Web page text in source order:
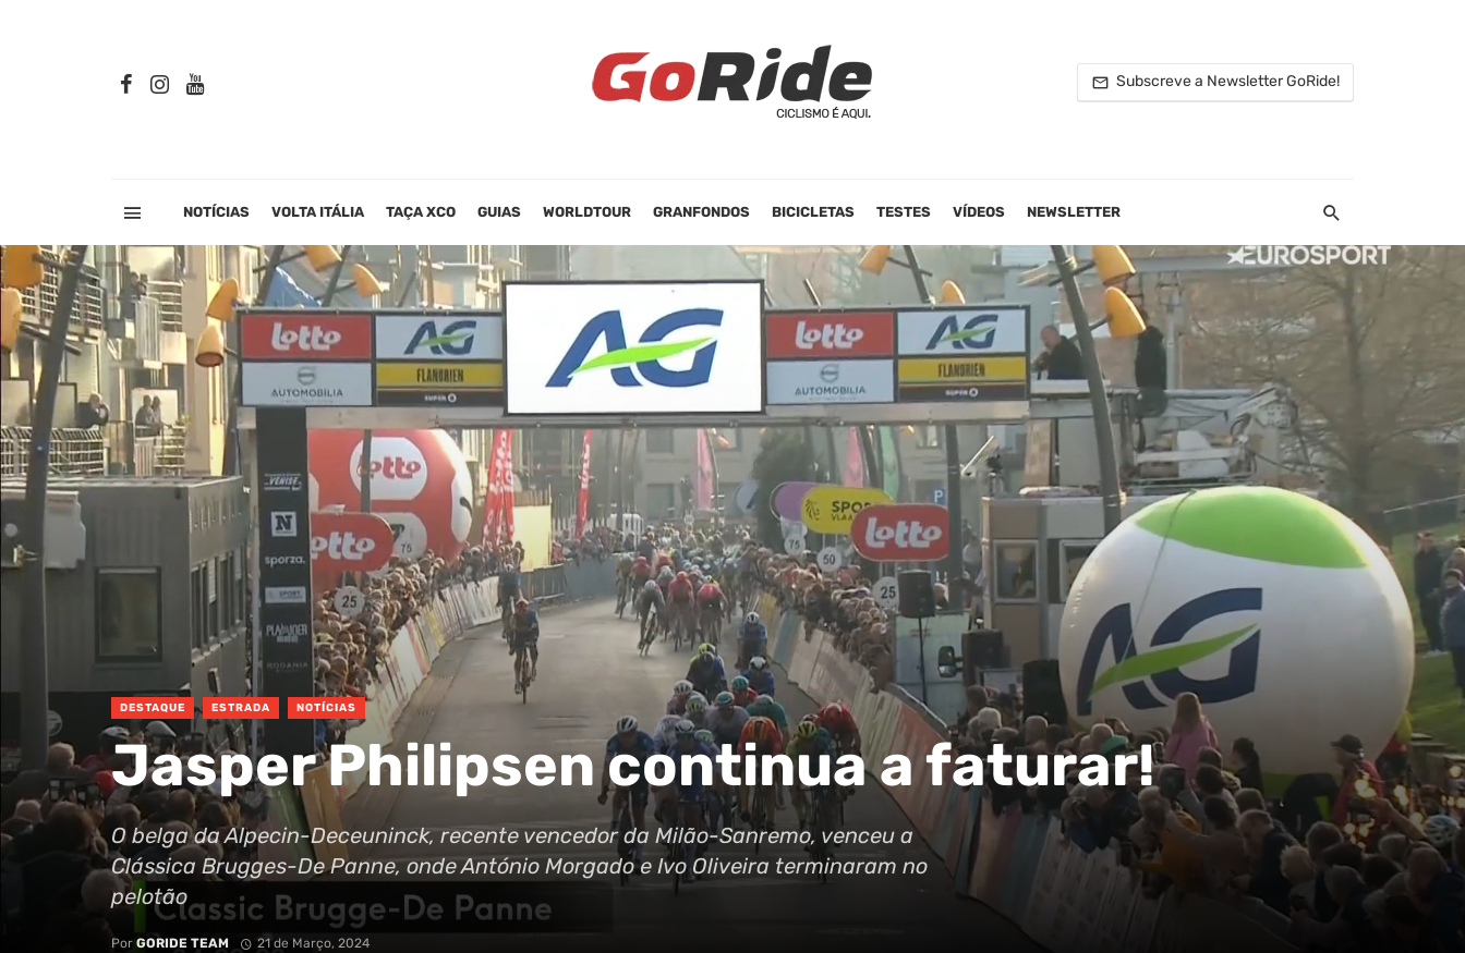
Subscreve a Newsletter GoRide!
NOTÍCIAS VOLTA ITÁLIA TAÇA XCO GUIAS WORLDTOUR GRANFONDOS BICICLETAS TESTES VÍDEOS NEWSLETTER
DESTAQUE ESTRADA NOTÍCIAS
Jasper Philipsen continua a faturar!
O belga da Alpecin-Deceuninck, recente vencedor da Milão-Sanremo, venceu a
Clássica Brugges-De Panne, onde António Morgado e Ivo Oliveira terminaram no
pelotão
Por GORIDE TEAM 21 de Março, 2024